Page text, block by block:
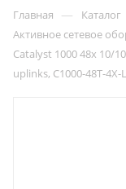
Главная — Каталог
Активное сетевое
Catalyst 1000 48x 10/
uplinks, C1000-48T-4X-L